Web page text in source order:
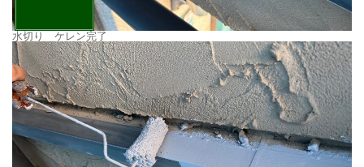
水切り ケレン完了